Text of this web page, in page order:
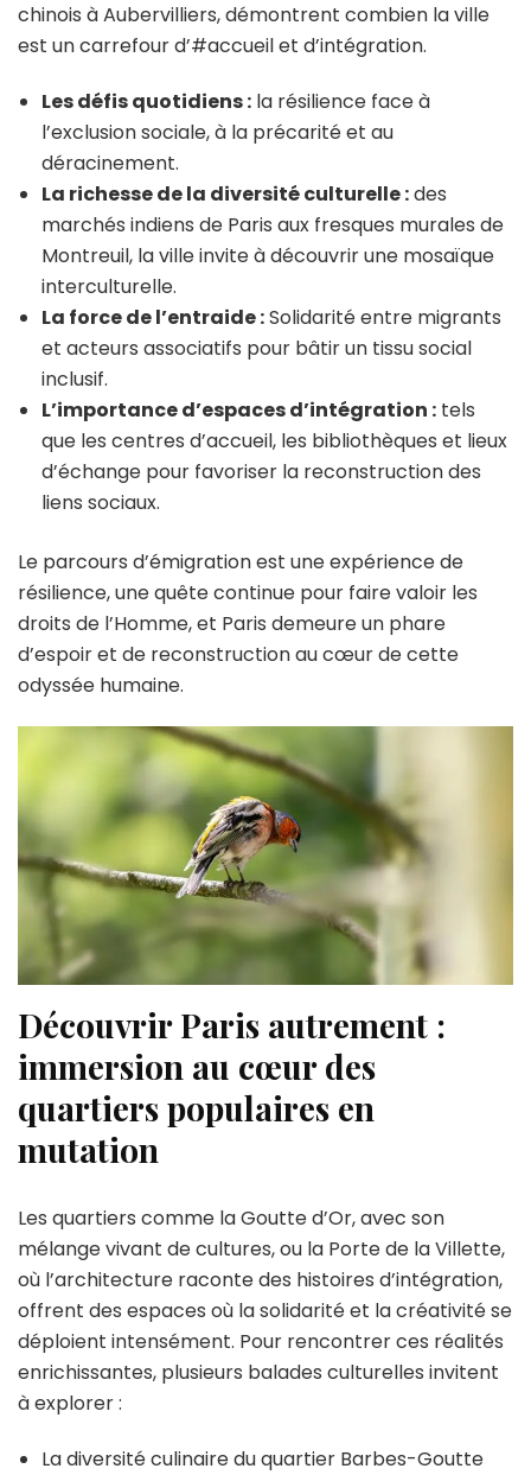
chinois à Aubervilliers, démontrent combien la ville
est un carrefour d’#accueil et d’intégration.
Les défis quotidiens : la résilience face à
l’exclusion sociale, à la précarité et au
déracinement.
La richesse de la diversité culturelle :des
marchés indiens de Paris aux fresques murales de
Montreuil, la ville invite à découvrir une mosaïque
interculturelle.
La force de l’entraide :Solidarité entre migrants
et acteurs associatifs pour bâtir un tissu social
inclusif.
L’importance d’espaces d’intégration : tels
que les centres d’accueil, les bibliothèques et lieux
d’échange pour favoriser la reconstruction des
liens sociaux.
Le parcours d’émigration est une expérience de
résilience, une quête continue pour faire valoir les
droits de l’Homme, et Paris demeure un phare
d’espoir et de reconstruction au cœur de cette
odyssée humaine.
Découvrir Paris autrement :
immersion au cœur des
quartiers populaires en
mutation
Les quartiers comme la Goutte d’Or, avec son
mélange vivant de cultures, ou la Porte de la Villette,
où l’architecture raconte des histoires d’intégration,
offrent des espaces où la solidarité et la créativité se
déploient intensément. Pour rencontrer ces réalités
enrichissantes, plusieurs balades culturelles invitent
à explorer :
La diversité culinaire du quartier Barbes-Goutte